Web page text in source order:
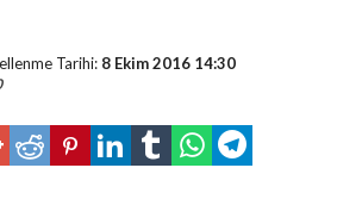
Tarihi: 8 Ekim 2016 14:30